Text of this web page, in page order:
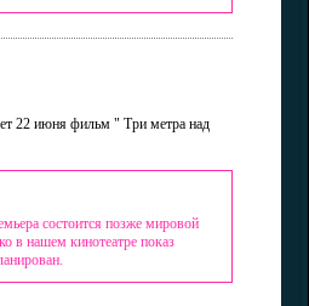
22 июня фильм " Три метра над
состоится позже мировой
в нашем кинотеатре показ